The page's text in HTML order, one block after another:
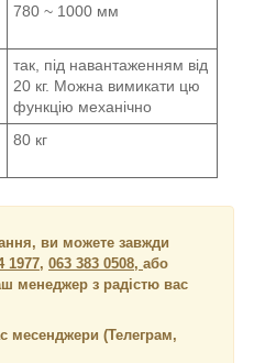
780 ~ 1000 мм
так, під навантаженням від
20 кг. Можна вимикати цю
функцію механічно
80 кг
ви можете завжди
1977, 063 383 0508, або
менеджер з радістю вас
месенджери (Телеграм,